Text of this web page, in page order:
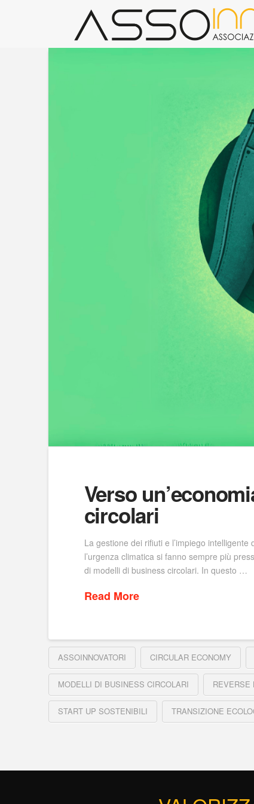
Verso
circolari
La gestione dei rifiuti e l’impiego
l’urgenza climatica si fanno sempre più
di modelli di business circolari. In questo …
Read More
ASSOINNOVATORI CIRCULAR ECONOMY
MODELLI DI BUSINESS CIRCOLARI REVERSE
START UP SOSTENIBILI TRANSIZIONE